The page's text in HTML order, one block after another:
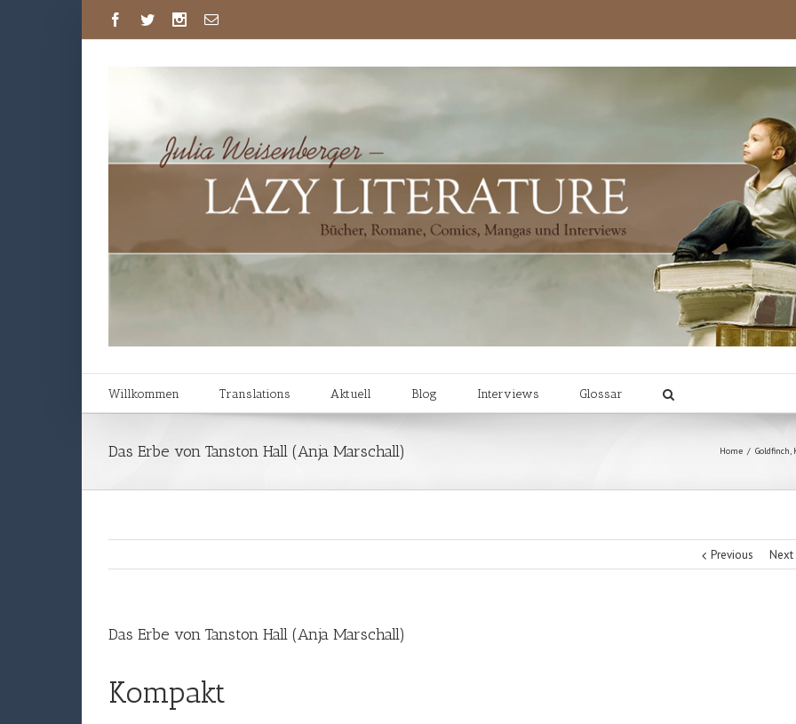
Willkommen Translations Aktuell Blog Interviews Glossar
Das Erbe von Tanston Hall (Anja Marschall) Home / Goldfinch,
Previous Next
Das Erbe von Tanston Hall (Anja Marschall)
Kompakt